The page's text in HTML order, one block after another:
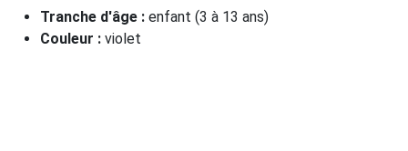
Tranche d'âge : enfant (3 à 13 ans)
Couleur : violet